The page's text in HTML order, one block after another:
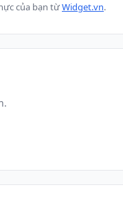
của bạn từWidget.vn.